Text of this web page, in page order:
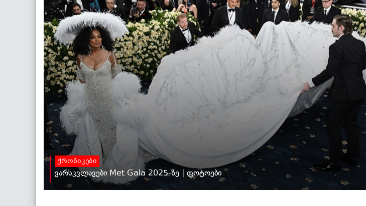
ქრონიკები
ვარსკვლავები Met Gala 2025-ზე | ფოტოები